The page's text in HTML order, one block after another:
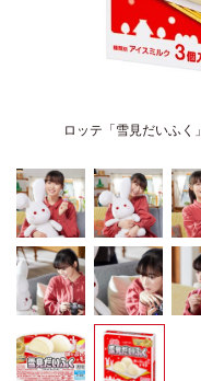
ロッテ「雪見だいふく」